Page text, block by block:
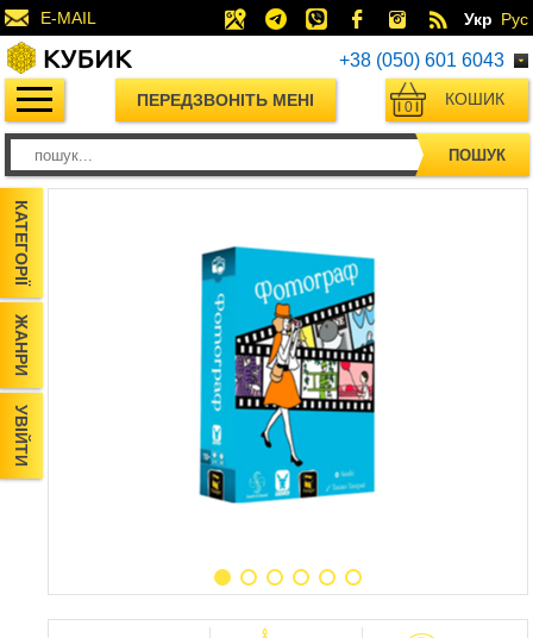
E-MAIL Укр Рус
+38 (050) 601 6043
ПЕРЕДЗВОНІТЬ МЕНІ КОШИК
0
ПОШУК
КАТЕГОРІЇ
ЖАНРИ
УВІЙТИ